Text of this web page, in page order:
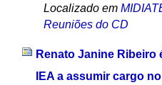
Localizado em
Reuniões do CD
Renato Janine Ribeiro
IEA a assumir cargo